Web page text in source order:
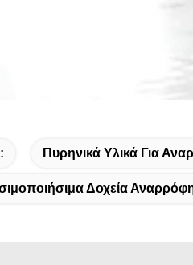
Πυρηνικά Υλικά Για
Δοχεία